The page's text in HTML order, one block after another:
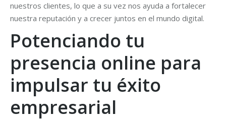
nuestros clientes, lo que a su vez nos ayuda a fortalecer
nuestra reputación y a crecer juntos en el mundo digital.
Potenciando tu
presencia online para
impulsar tu éxito
empresarial